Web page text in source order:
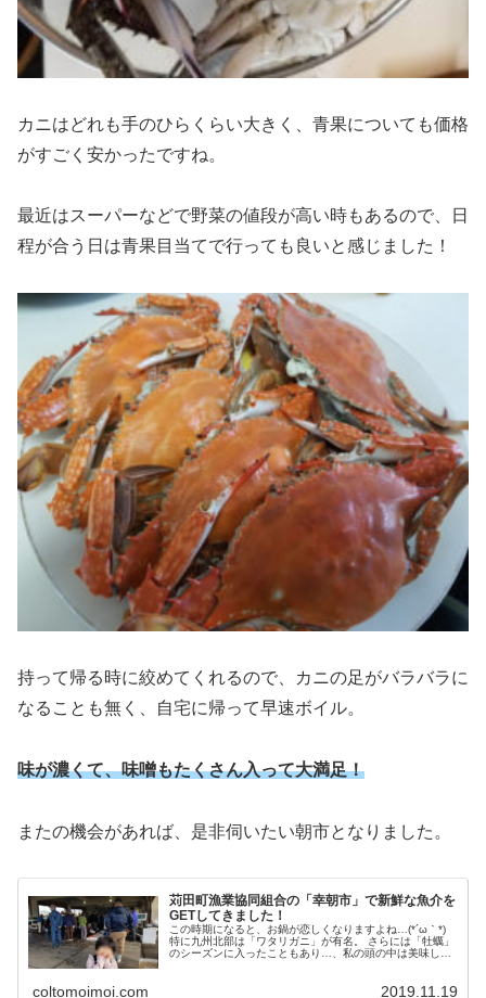
カニはどれも手のひらくらい大きく、青果についても価格
がすごく安かったですね。
最近はスーパーなどで野菜の値段が高い時もあるので、日
程が合う日は青果目当てで行っても良いと感じました！
持って帰る時に絞めてくれるので、カニの足がバラバラに
なることも無く、自宅に帰って早速ボイル。
味が濃くて、味噌もたくさん入って大満足！
またの機会があれば、是非伺いたい朝市となりました。
苅田町漁業協同組合の「幸朝市」で新鮮な魚介を
GETしてきました！
この時期になると、お鍋が恋しくなりますよね…(*´ω｀*)
特に九州北部は「ワタリガニ」が有名。 さらには「牡蠣」
のシーズンに入ったこともあり…、私の頭の中は美味しい
coltomoimoi.com 2019.11.19